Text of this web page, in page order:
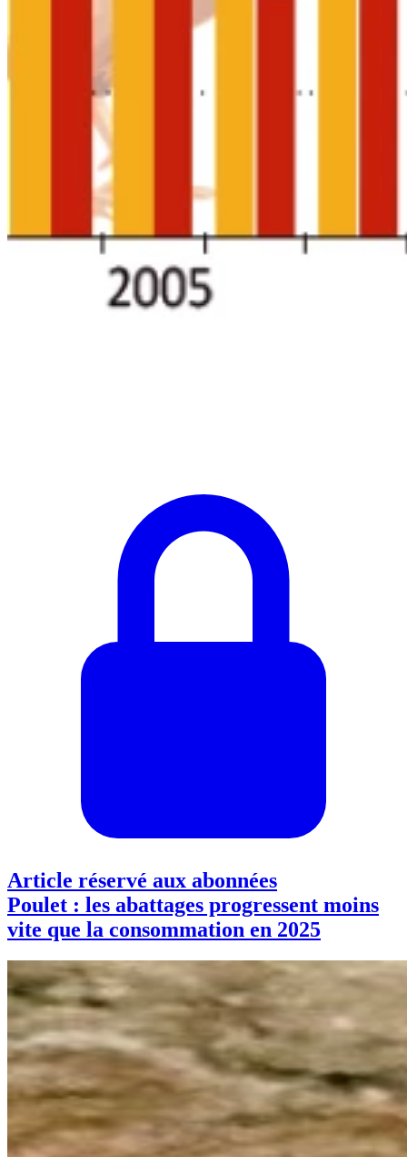
Article réservé aux abonnées
Poulet : les abattages progressent moins
vite que la consommation en 2025